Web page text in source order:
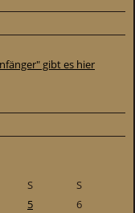
gibt es hier
S
S
5
6